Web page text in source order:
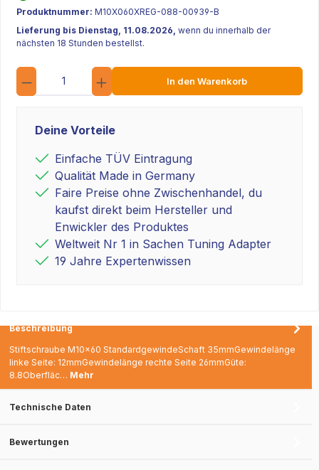
Produktnummer: M10X060XREG-088-00939-B
Lieferung bis Dienstag, 11.08.2026, wenn du innerhalb der
nächsten 18 Stunden bestellst.
Anzahl
In den Warenkorb
Deine Vorteile
Einfache TÜV Eintragung
Qualität Made in Germany
Faire Preise ohne Zwischenhandel, du
kaufst direkt beim Hersteller und
Enwickler des Produktes
Weltweit Nr 1 in Sachen Tuning Adapter
19 Jahre Expertenwissen
Beschreibung
Stiftschraube M10x60 StandardgewindeSchaft 35mmGewindelänge
linke Seite: 12mmGewindelänge rechte Seite 26mmGüte:
8.8Oberfläc… Mehr
Technische Daten
Bewertungen